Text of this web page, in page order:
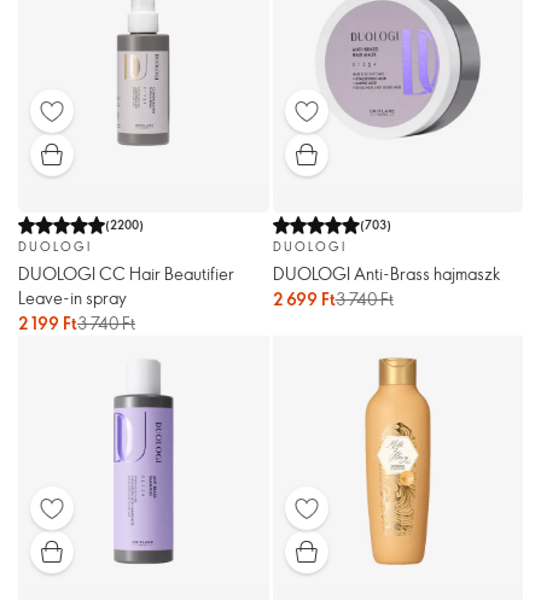
(2200)
DUOLOGI
DUOLOGI CC Hair Beautifier
Leave-in spray
2 199 Ft3 740 Ft
(703)
DUOLOGI
DUOLOGI Anti-Brass hajmaszk
2 699 Ft3 740 Ft